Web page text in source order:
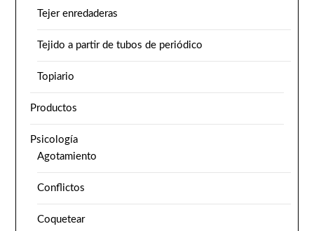
Tejer enredaderas
Tejido a partir de tubos de periódico
Topiario
Productos
Psicología
Agotamiento
Conflictos
Coquetear